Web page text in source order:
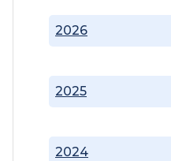
2024
2025
2026